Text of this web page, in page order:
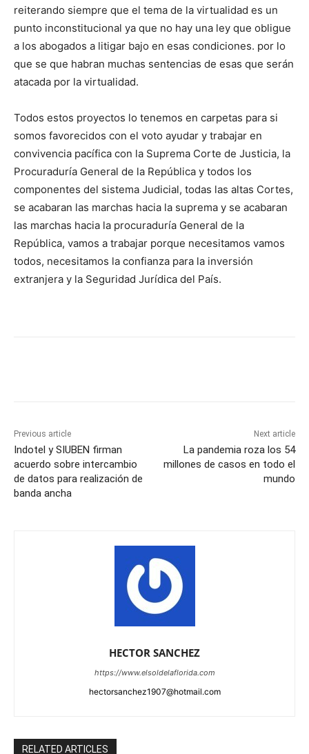
reiterando siempre que el tema de la virtualidad es un
punto inconstitucional ya que no hay una ley que obligue
a los abogados a litigar bajo en esas condiciones. por lo
que se que habran muchas sentencias de esas que serán
atacada por la virtualidad.
Todos estos proyectos lo tenemos en carpetas para si
somos favorecidos con el voto ayudar y trabajar en
convivencia pacífica con la Suprema Corte de Justicia, la
Procuraduría General de la República y todos los
componentes del sistema Judicial, todas las altas Cortes,
se acabaran las marchas hacia la suprema y se acabaran
las marchas hacia la procuraduría General de la
República, vamos a trabajar porque necesitamos vamos
todos, necesitamos la confianza para la inversión
extranjera y la Seguridad Jurídica del País.
Previous article
Indotel y SIUBEN firman
acuerdo sobre intercambio
de datos para realización de
banda ancha
Next article
La pandemia roza los 54
millones de casos en todo el
mundo
HECTOR SANCHEZ
https://www.elsoldelaflorida.com
hectorsanchez1907@hotmail.com
RELATED ARTICLES